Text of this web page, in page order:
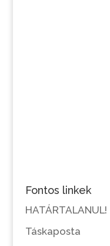
Fontos linkek
HATÁRTALANUL!
Táskaposta